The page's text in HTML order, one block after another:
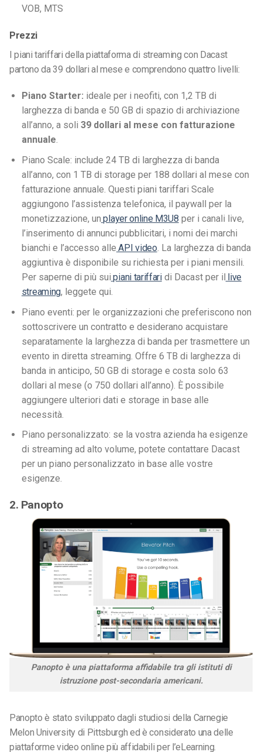
VOB, MTS
Prezzi
I piani tariffari della piattaforma di streaming con Dacast
partono da 39 dollari al mese e comprendono quattro livelli:
Piano Starter: ideale per i neofiti, con 1,2 TB di
larghezza di banda e 50 GB di spazio di archiviazione
all’anno, a soli 39 dollari al mese con fatturazione
annuale.
Piano Scale: include 24 TB di larghezza di banda
all’anno, con 1 TB di storage per 188 dollari al mese con
fatturazione annuale. Questi piani tariffari Scale
aggiungono l’assistenza telefonica, il paywall per la
monetizzazione, un player online M3U8 per i canali live,
l’inserimento di annunci pubblicitari, i nomi dei marchi
bianchi e l’accesso alle API video. La larghezza di banda
aggiuntiva è disponibile su richiesta per i piani mensili.
Per saperne di più sui piani tariffaridi Dacast per il live
streaming, leggete qui.
Piano eventi: per le organizzazioni che preferiscono non
sottoscrivere un contratto e desiderano acquistare
separatamente la larghezza di banda per trasmettere un
evento in diretta streaming. Offre 6 TB di larghezza di
banda in anticipo, 50 GB di storage e costa solo 63
dollari al mese (o 750 dollari all’anno). È possibile
aggiungere ulteriori dati e storage in base alle
necessità.
Piano personalizzato: se la vostra azienda ha esigenze
di streaming ad alto volume, potete contattare Dacast
per un piano personalizzato in base alle vostre
esigenze.
2. Panopto
Panopto è una piattaforma affidabile tra gli istituti di
istruzione post-secondaria americani.
Panopto è stato sviluppato dagli studiosi della Carnegie
Melon University di Pittsburgh ed è considerato una delle
piattaforme video online più affidabili per l’eLearning.